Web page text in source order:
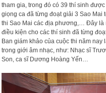
tham gia, trong đó có 39 thí sinh
giọng ca đã từng đoạt giải 3 Sao Mai
thi Sao Mai các địa phương,… Đây là
điều kiện cho các thí sinh đã từng
Ban giám khảo của cuộc thi năm
trong giới âm nhạc, như: Nhạc sĩ
Son, ca sĩ Dương Hoàng Yến…